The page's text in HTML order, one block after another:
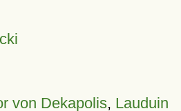
von Dekapolis, Lauduin